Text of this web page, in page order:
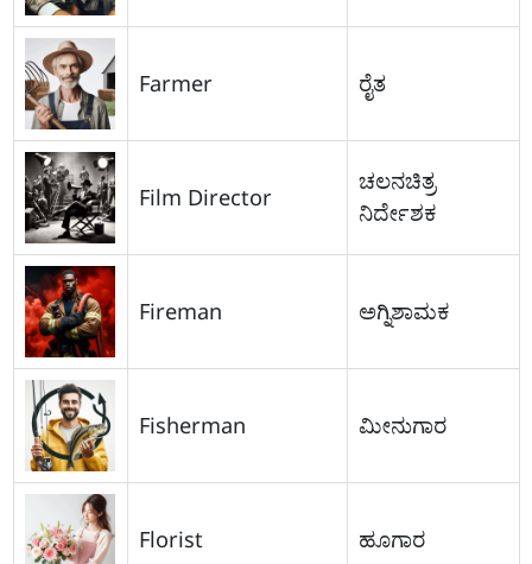
Farmer ರೈತ
Film Director
ಚಲನಚಿತ್ರ
ನಿರ್ದೇಶಕ
Fireman ಅಗ್ನಿಶಾಮಕ
Fisherman ಮೀನುಗಾರ
Florist ಹೂಗಾರ